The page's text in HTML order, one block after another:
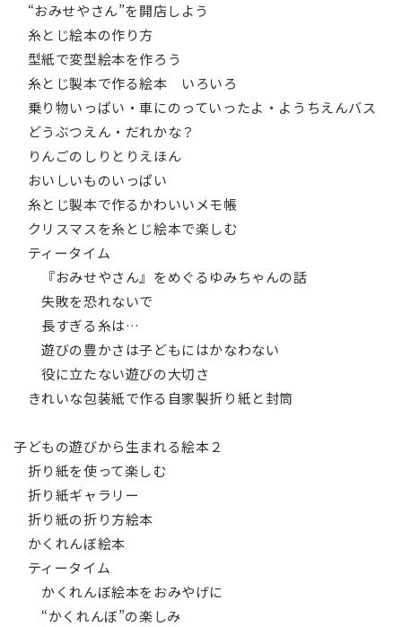
“おみせやさん”を開店しよう
糸とじ絵本の作り方
型紙で変型絵本を作ろう
糸とじ製本で作る絵本 いろいろ
乗り物いっぱい・車にのっていったよ・ようちえんバス
どうぶつえん・だれかな？
りんごのしりとりえほん
おいしいものいっぱい
糸とじ製本で作るかわいいメモ帳
クリスマスを糸とじ絵本で楽しむ
ティータイム
『おみせやさん』をめぐるゆみちゃんの話
失敗を恐れないで
長すぎる糸は…
遊びの豊かさは子どもにはかなわない
役に立たない遊びの大切さ
きれいな包装紙で作る自家製折り紙と封筒
子どもの遊びから生まれる絵本２
折り紙を使って楽しむ
折り紙ギャラリー
折り紙の折り方絵本
かくれんぼ絵本
ティータイム
かくれんぼ絵本をおみやげに
“かくれんぼ”の楽しみ